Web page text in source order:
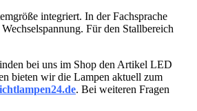
integriert. In der Fachsprache
Für den Stallbereich
bei uns im Shop den Artikel LED
bieten wir die Lampen aktuell zum
. Bei weiteren Fragen